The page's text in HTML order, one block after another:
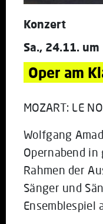
Konzert
Sa., 24.11.
Oper am
MOZART: LE
Wolfgang
Opernabend
Rahmen der
Sänger und
Ensemblespiel